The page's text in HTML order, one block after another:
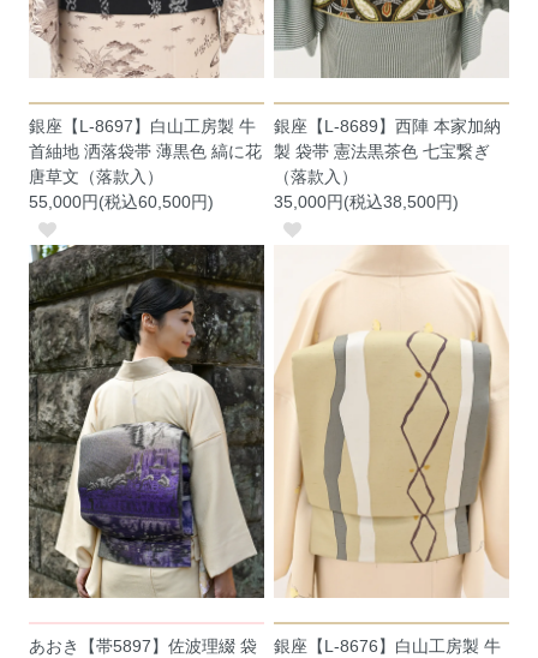
銀座【L-8697】白山工房製 牛
首紬地 洒落袋帯 薄黒色 縞に花
唐草文（落款入）
55,000円(税込60,500円)
銀座【L-8689】西陣 本家加納
製 袋帯 憲法黒茶色 七宝繋ぎ
（落款入）
35,000円(税込38,500円)
あおき【帯5897】佐波理綴 袋
銀座【L-8676】白山工房製 牛